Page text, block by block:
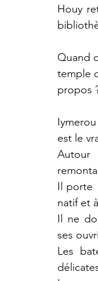
Houy
Quand
temple
propos
est le
Il porte
natif et
Il ne
ses
Les